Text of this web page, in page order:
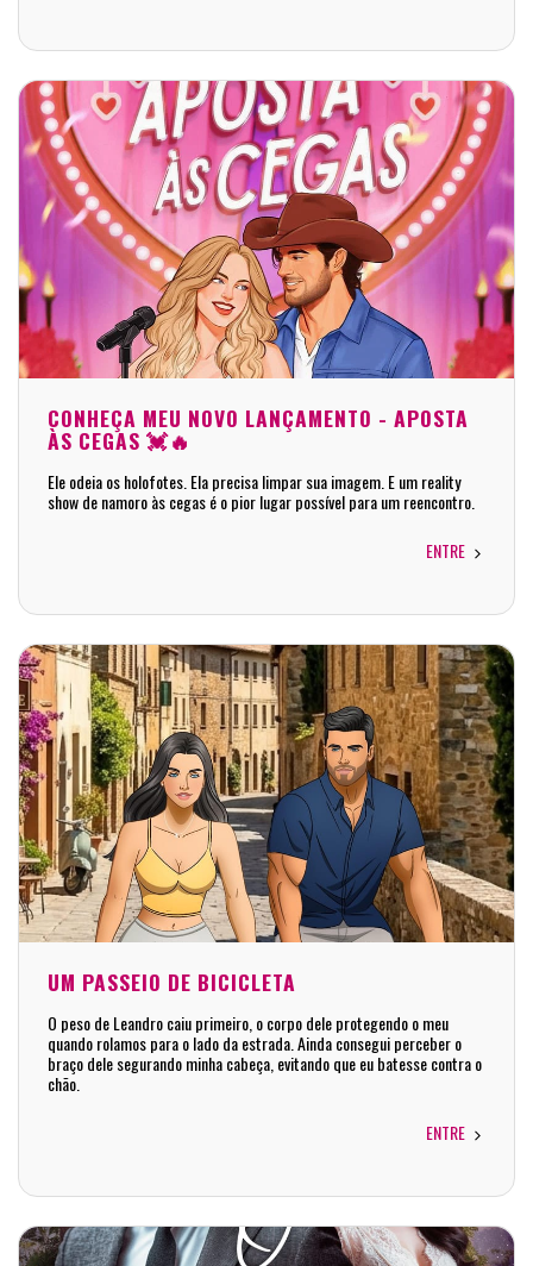
CONHEÇA MEU NOVO LANÇAMENTO - APOSTA
ÀS CEGAS 💓🔥
Ele odeia os holofotes. Ela precisa limpar sua imagem. E um reality
show de namoro às cegas é o pior lugar possível para um reencontro.
ENTRE
UM PASSEIO DE BICICLETA
O peso de Leandro caiu primeiro, o corpo dele protegendo o meu
quando rolamos para o lado da estrada. Ainda consegui perceber o
braço dele segurando minha cabeça, evitando que eu batesse contra o
chão.
ENTRE